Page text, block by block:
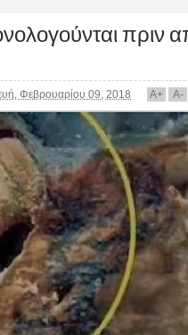
πριν
Φεβρουαρίου 09, 2018 A+ A-